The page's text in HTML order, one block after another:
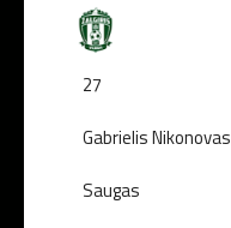
27
Gabrielis Nikonovas
Saugas